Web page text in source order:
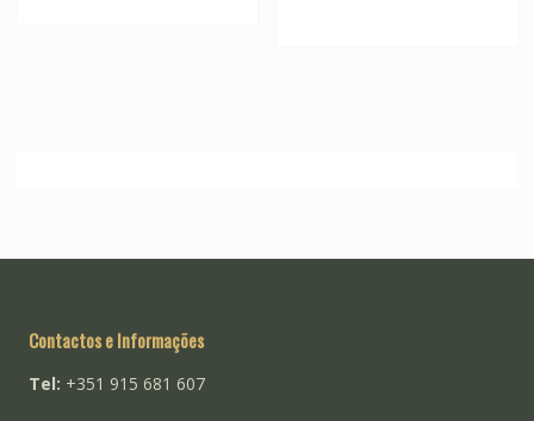
Contactos e Informações
Tel: +351 915 681 607